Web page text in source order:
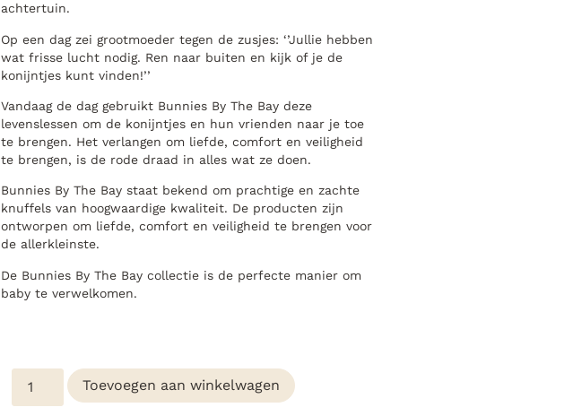
achtertuin.
Op een dag zei grootmoeder tegen de zusjes: ‘’Jullie hebben
wat frisse lucht nodig. Ren naar buiten en kijk of je de
konijntjes kunt vinden!’’
Vandaag de dag gebruikt Bunnies By The Bay deze
levenslessen om de konijntjes en hun vrienden naar je toe
te brengen. Het verlangen om liefde, comfort en veiligheid
te brengen, is de rode draad in alles wat ze doen.
Bunnies By The Bay staat bekend om prachtige en zachte
knuffels van hoogwaardige kwaliteit. De producten zijn
ontworpen om liefde, comfort en veiligheid te brengen voor
de allerkleinste.
De Bunnies By The Bay collectie is de perfecte manier om
baby te verwelkomen.
Toevoegen aan winkelwagen